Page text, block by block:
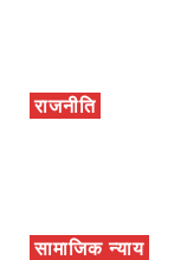
राजनीति
सामाजिक न्याय